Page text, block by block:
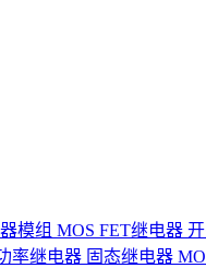
模组 MOS FET继电器
率继电器 固态继电器